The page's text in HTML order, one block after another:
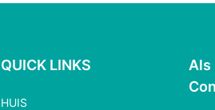
QUICK LINKS
HUIS
Als